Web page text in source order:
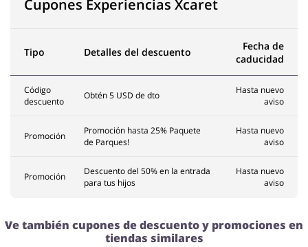
Lencería y Erótica Motorización
Cupones Experiencias Xcaret
Tipo Detalles del descuento
Fecha de
caducidad
Código
descuento
Obtén 5 USD de dto
Hasta nuevo
aviso
Promoción
Promoción hasta 25% Paquete
de Parques!
Hasta nuevo
aviso
Promoción
Descuento del 50% en la entrada
para tus hijos
Hasta nuevo
aviso
Ve también cupones de descuento y promociones en
tiendas similares